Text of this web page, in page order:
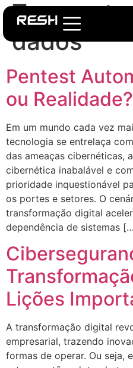
Tag:
dados
Pentest
ou Realidade?
Em um mundo cada vez
tecnologia se entrelaça
das ameaças cibernéticas,
cibernética inabalável e
prioridade inquestionável
os portes e setores. O
transformação digital
dependência de sistemas
Lições
A transformação digital
empresarial, trazendo
formas de operar. Ou seja,